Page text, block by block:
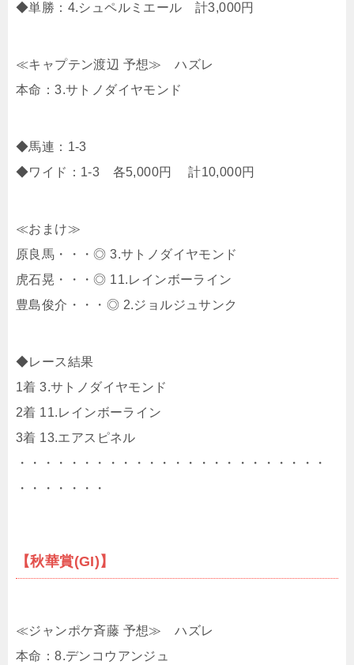
◆単勝：4.シュペルミエール 計3,000円
≪キャプテン渡辺 予想≫ ハズレ
本命：3.サトノダイヤモンド
◆馬連：1-3
◆ワイド：1-3 各5,000円 計10,000円
≪おまけ≫
原良馬・・・◎ 3.サトノダイヤモンド
虎石晃・・・◎ 11.レインボーライン
豊島俊介・・・◎ 2.ジョルジュサンク
◆レース結果
1着 3.サトノダイヤモンド
2着 11.レインボーライン
3着 13.エアスピネル
・・・・・・・・・・・・・・・・・・・・・・・・
・・・・・・・
【秋華賞(GI)】
≪ジャンポケ斉藤 予想≫ ハズレ
本命：8.デンコウアンジュ